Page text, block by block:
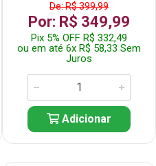
De: R$ 399,99
Por: R$ 349,99
Pix 5% OFF R$ 332,49
ou em até 6x R$ 58,33 Sem
Juros
Adicionar